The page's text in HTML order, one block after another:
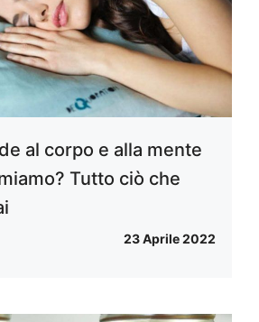
al corpo e alla mente
Tutto ciò che
23 Aprile 2022